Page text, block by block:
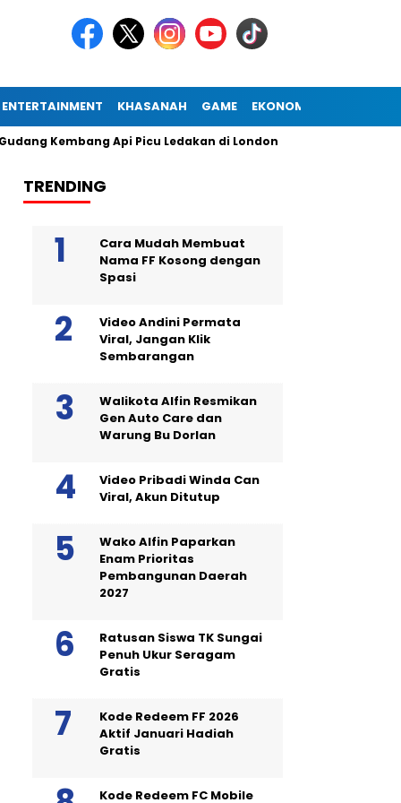
ENTERTAINMENT KHASANAH GAME EKONOMI
Api Picu Ledakan di London Diogo Jota Dies in
TRENDING
Cara Mudah Membuat
Nama FF Kosong dengan
Spasi
Video Andini Permata
Viral, Jangan Klik
Sembarangan
Walikota Alfin Resmikan
Gen Auto Care dan
Warung Bu Dorlan
Video Pribadi Winda Can
Viral, Akun Ditutup
Wako Alfin Paparkan
Enam Prioritas
Pembangunan Daerah
2027
Ratusan Siswa TK Sungai
Penuh Ukur Seragam
Gratis
Kode Redeem FF 2026
Aktif Januari Hadiah
Gratis
Kode Redeem FC Mobile